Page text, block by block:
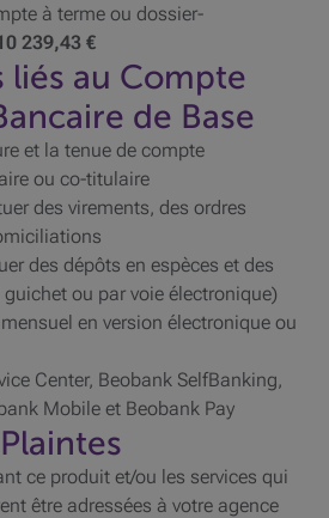
à terme ou dossier-
239,43 €
liés au Compte
de Base
et la tenue de compte
ou co-titulaire
des virements, des ordres
des dépôts en espèces et des
ou par voie électronique)
en version électronique ou
Center, Beobank SelfBanking,
Mobile et Beobank Pay
Plaintes
ce produit et/ou les services qui
être adressées à votre agence